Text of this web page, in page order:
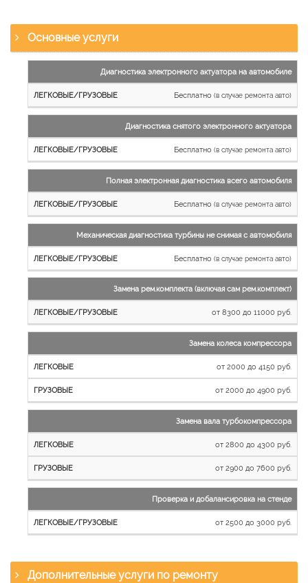
Основные услуги
работы
Легковые
и
Грузовые
автомобили
Диагностика электронного актуатора на автомобиле
Бесплатно (в случае ремонта авто)
Диагностика снятого электронного актуатора
Бесплатно (в случае ремонта авто)
Полная электронная диагностика всего автомобиля
Бесплатно (в случае ремонта авто)
Механическая диагностика турбины не снимая с автомобиля
Бесплатно (в случае ремонта авто)
Замена рем.комплекта (включая сам рем.комплект)
от 8300 до 11000 руб.
Замена колеса компрессора
от 2000 до 4150 руб.
от 2000 до 4900 руб.
Замена вала турбокомпрессора
от 2800 до 4300 руб.
от 2900 до 7600 руб.
Проверка и добалансировка на стенде
от 2500 до 3000 руб.
Дополнительные услуги по ремонту